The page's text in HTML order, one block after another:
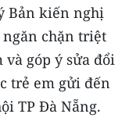
Bản kiến nghị
chặn triệt
góp ý sửa đổi
trẻ em gửi đến
TP Đà Nẵng.